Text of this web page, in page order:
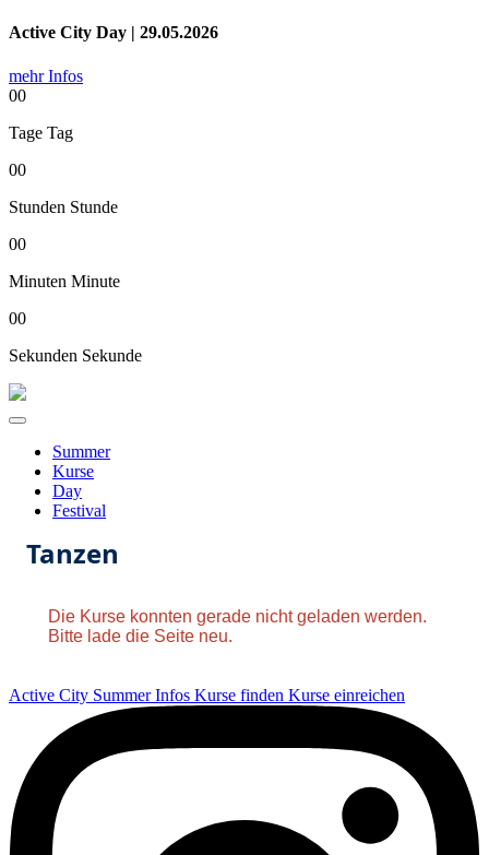
Active City Day | 29.05.2026
mehr Infos
00
Tage Tag
00
Stunden Stunde
00
Minuten Minute
00
Sekunden Sekunde
Summer
Kurse
Day
Festival
Tanzen
Die Kurse konnten gerade nicht geladen werden.
Bitte lade die Seite neu.
Active City SummerInfos Kurse finden Kurse einreichen